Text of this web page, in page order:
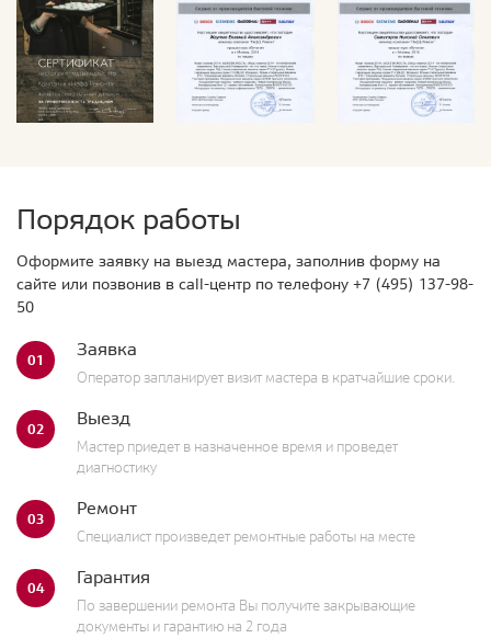
Порядок работы
Оформите заявку на выезд мастера, заполнив форму на
сайте или позвонив в call-центр по телефону +7 (495) 137-98-
50
01 Заявка
Оператор запланирует визит мастера в кратчайшие сроки.
02 Выезд
Мастер приедет в назначенное время и проведет
диагностику
03 Ремонт
Специалист произведет ремонтные работы на месте
04 Гарантия
По завершении ремонта Вы получите закрывающие
документы и гарантию на 2 года